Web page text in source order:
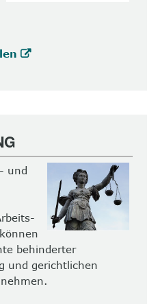
und
behinderter
und gerichtlichen